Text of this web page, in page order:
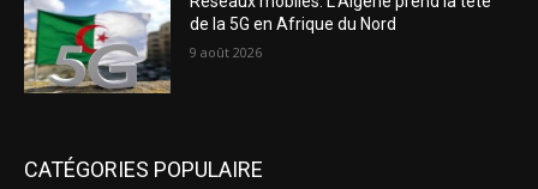
de la 5G en Afrique du Nord
9 août 2026
CATÉGORIES POPULAIRE